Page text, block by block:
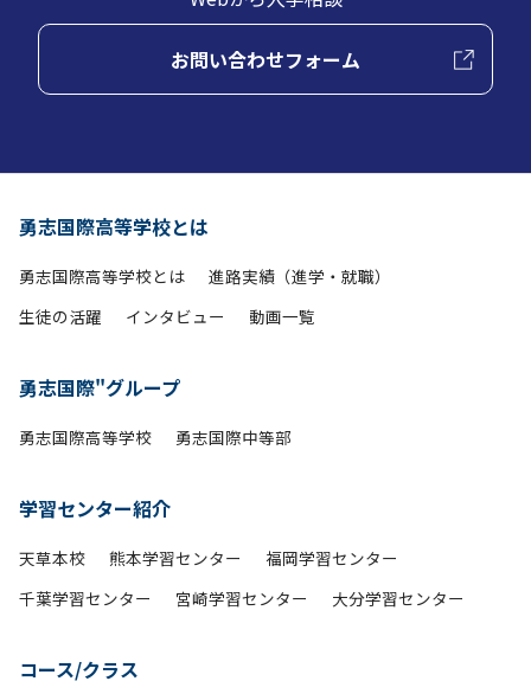
お問い合わせフォーム
勇志国際高等学校とは
勇志国際高等学校とは
進路実績（進学・就職）
生徒の活躍
インタビュー 動画一覧
勇志国際"グループ
勇志国際高等学校 勇志国際中等部
学習センター紹介
天草本校 熊本学習センター
福岡学習センター
千葉学習センター
宮崎学習センター 大分学習センター
コース/クラス